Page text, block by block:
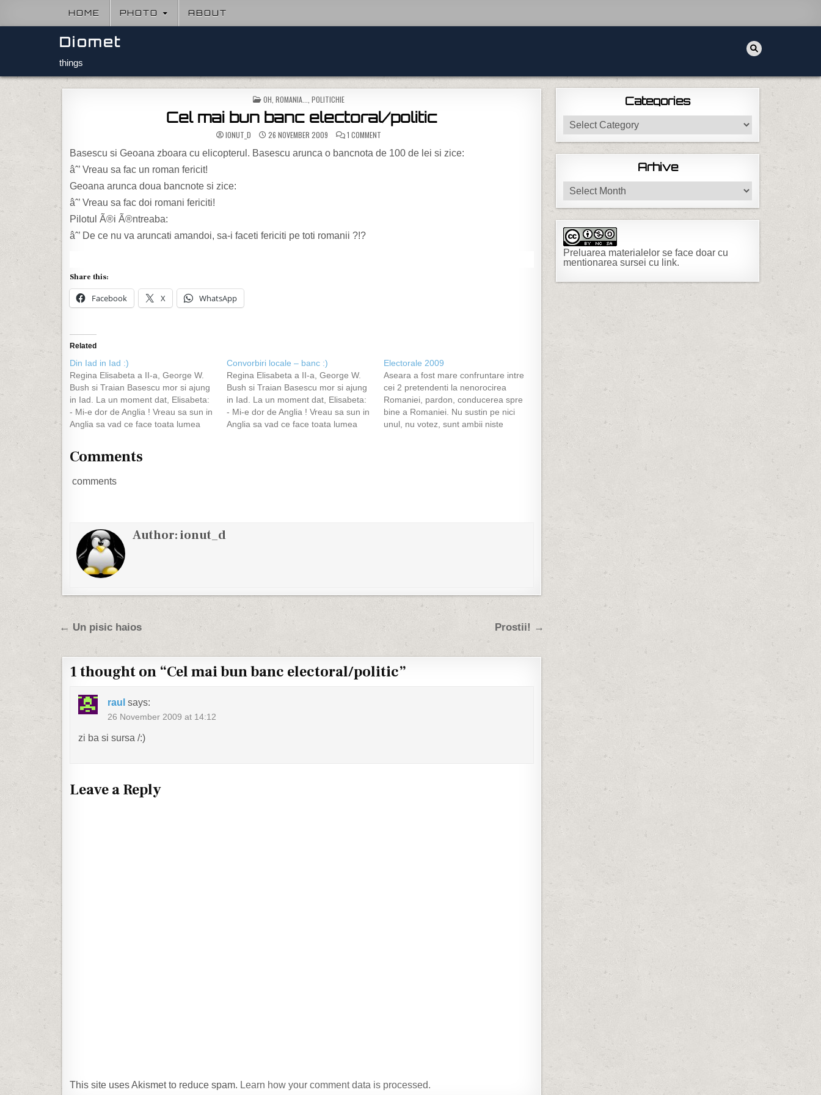
HOME PHOTO ABOUT
Diomet
things
POSTED IN
OH, ROMANIA... POLITICHIE
Cel mai bun banc electoral/politic
IONUT_D 26 NOVEMBER 2009 1 COMMENTON CEL MAI BUN BANC ELECTORAL/POLITIC
Basescu si Geoana zboara cu elicopterul. Basescu arunca o bancnota de 100 de lei si zice:
âˆ’ Vreau sa fac un roman fericit!
Geoana arunca doua bancnote si zice:
âˆ’ Vreau sa fac doi romani fericiti!
Pilotul Ã®i Ã®ntreaba:
âˆ’ De ce nu va aruncati amandoi, sa-i faceti fericiti pe toti romanii ?!?
Share this:
Facebook X WhatsApp
Related
Din Iad in Iad :)
Regina Elisabeta a II-a, George W.
Bush si Traian Basescu mor si ajung
in Iad. La un moment dat, Elisabeta:
- Mi-e dor de Anglia ! Vreau sa sun in
Anglia sa vad ce face toata lumea
Convorbiri locale – banc :)
Regina Elisabeta a II-a, George W.
Bush si Traian Basescu mor si ajung
in Iad. La un moment dat, Elisabeta:
- Mi-e dor de Anglia ! Vreau sa sun in
Anglia sa vad ce face toata lumea
Electorale 2009
Aseara a fost mare confruntare intre
cei 2 pretendenti la nenorocirea
Romaniei, pardon, conducerea spre
bine a Romaniei. Nu sustin pe nici
unul, nu votez, sunt ambii niste
Comments
comments
Author:ionut_d
Post navigation Prostii! →
← Un pisic haios
1 thought on “Cel mai bun banc electoral/politic”
raul says:
26 November 2009 at 14:12
zi ba si sursa /:)
Leave a Reply
This site uses Akismet to reduce spam. Learn how your comment data is processed.
Categories
Categories
Arhive
Arhive
Preluarea materialelor se face doar cu
mentionarea sursei cu link.